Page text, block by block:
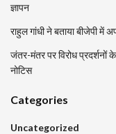
ज्ञापन
राहुल गांधी ने बताया बीजेपी में
जंतर-मंतर पर विरोध प्रदर्शनों
नोटिस
Categories
Uncategorized